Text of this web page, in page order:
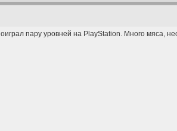
пару уровней на PlayStation. Много мяса,